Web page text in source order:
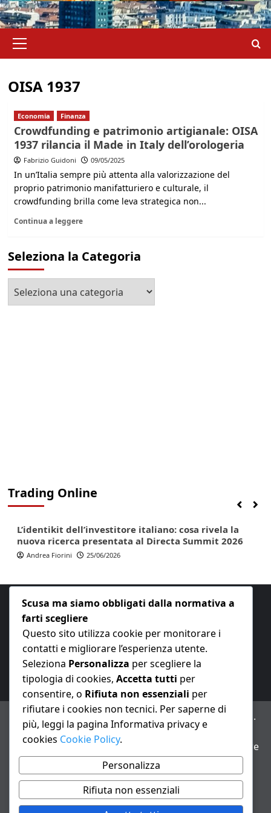
principale
OISA 1937
Economia Finanza
Crowdfunding e patrimonio artigianale: OISA
1937 rilancia il Made in Italy dell’orologeria
Fabrizio Guidoni 09/05/2025
In un’Italia sempre più attenta alla valorizzazione del
proprio patrimonio manifatturiero e culturale, il
crowdfunding brilla come leva strategica non...
Continua a leggere
Seleziona la Categoria
la
Trading Online
L’identikit dell’investitore italiano: cosa rivela la
nuova ricerca presentata al Directa Summit 2026
Andrea Fiorini 25/06/2026
E-mail:redazione@nuovaeconomia.it
ANNO XXIII – Testata giornalistica reg. Trib. Milano n.
487 del 20/9/2002 – Dir. resp. Andrea Fiorini
Avviso IA: alcuni articoli di questo sito possono essere
realizzati con il supporto di sistemi di intelligenza
artificiale con supervisione e verifica di un redattore
Informativa privacy e cookie
Scusa ma siamo obbligati dalla normativa a
farti scegliere
Questo sito utilizza cookie per monitorare i
contatti e migliorare l’esperienza utente.
Seleziona Personalizza per scegliere la
tipologia di cookies, Accetta tutti per
consentire, o Rifiuta non essenziali per
rifiutare i cookies non tecnici. Per saperne di
più, leggi la pagina Informativa privacy e
cookies Cookie Policy.
Personalizza
Rifiuta non essenziali